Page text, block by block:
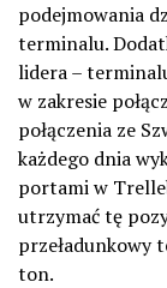
podejmowania
terminalu.
lidera –
w zakresie
połączenia ze
każdego dnia
portami w
utrzymać tę
przeładunkowy
ton.